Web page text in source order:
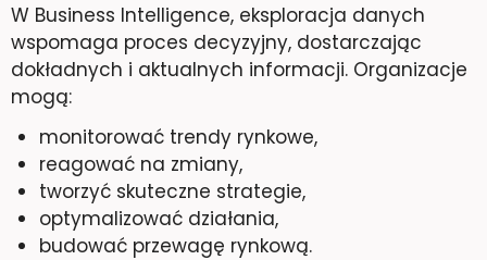
W Business Intelligence, eksploracja danych
wspomaga proces decyzyjny, dostarczając
dokładnych i aktualnych informacji. Organizacje
mogą:
monitorować trendy rynkowe,
reagować na zmiany,
tworzyć skuteczne strategie,
optymalizować działania,
budować przewagę rynkową.